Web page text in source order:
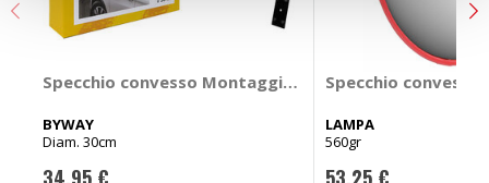
Specchio convesso Montaggio a parete - BYWAY
BYWAY
Diam. 30cm
34,95 €
Specchio
LAMPA
560gr
53,25 €